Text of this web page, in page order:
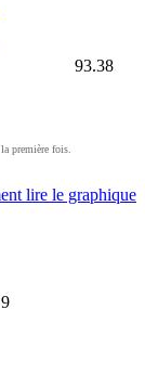
93.38
première fois.
lire le graphique
9